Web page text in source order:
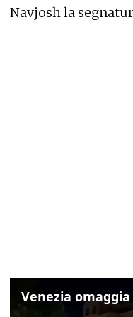
Navjosh la